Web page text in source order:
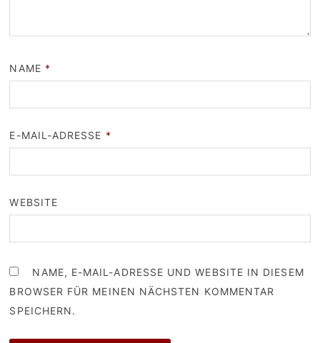
NAME *
E-MAIL-ADRESSE *
WEBSITE
NAME, E-MAIL-ADRESSE UND WEBSITE IN DIESEM
BROWSER FÜR MEINEN NÄCHSTEN KOMMENTAR
SPEICHERN.